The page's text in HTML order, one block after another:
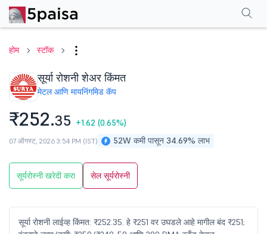
होम स्टॉक
सूर्या रोशनी शेअर किंमत
मेटल आणि मायनिंगमिड कॅप
₹252.35 +1.62 (0.65%)
52W कमी पासून 34.69% लाभ
07 ऑगस्ट, 2026 3:54 PM (IST)
सूर्यरोस्नी खरेदी करा सेल सूर्यरोस्नी
सूर्या रोशनी लाईव्ह किंमत: ₹252.35. हे ₹251 वर उघडले आहे मागील बंद ₹251;
परफॉर्मन्सफायनान्शियल्स एफएक्यू